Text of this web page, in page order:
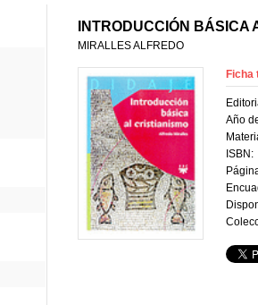
INTRODUCCIÓN BÁSICA
MIRALLES ALFREDO
Ficha
Año
ISBN: